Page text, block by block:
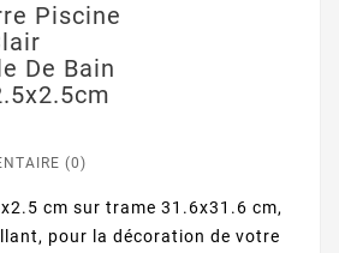
Piscine
De Bain
(0)
cm sur trame 31.6x31.6 cm,
pour la décoration de votre